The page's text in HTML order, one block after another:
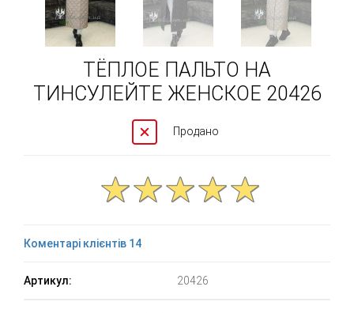
ТЁПЛОЕ ПАЛЬТО НА
ТИНСУЛЕЙТЕ ЖЕНСКОЕ 20426
Продано
Коментарі клієнтів 14
Артикул: 20426